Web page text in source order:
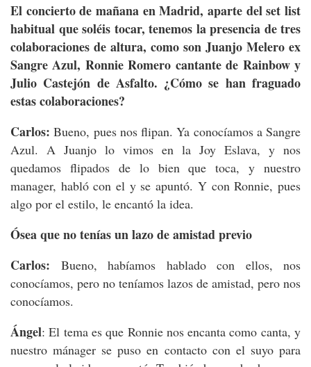
El concierto de mañana en Madrid, aparte del set list
habitual que soléis tocar, tenemos la presencia de tres
colaboraciones de altura, como son Juanjo Melero ex
Sangre Azul, Ronnie Romero cantante de Rainbow y
Julio Castejón de Asfalto. ¿Cómo se han fraguado
estas colaboraciones?
Carlos:Bueno, pues nos flipan. Ya conocíamos a Sangre
Azul. A Juanjo lo vimos en la Joy Eslava, y nos
quedamos flipados de lo bien que toca, y nuestro
manager, habló con el y se apuntó. Y con Ronnie, pues
algo por el estilo, le encantó la idea.
Ósea que no tenías un lazo de amistad previo
Carlos: Bueno, habíamos hablado con ellos, nos
conocíamos, pero no teníamos lazos de amistad, pero nos
conocíamos.
Ángel: El tema es que Ronnie nos encanta como canta, y
nuestro mánager se puso en contacto con el suyo para